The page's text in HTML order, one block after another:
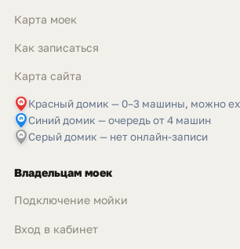
Карта моек
Как записаться
Карта сайта
Красный домик — 0–3 машины, можно
Синий домик — очередь от 4 машин
Серый домик — нет онлайн-записи
Владельцам моек
Подключение мойки
Вход в кабинет